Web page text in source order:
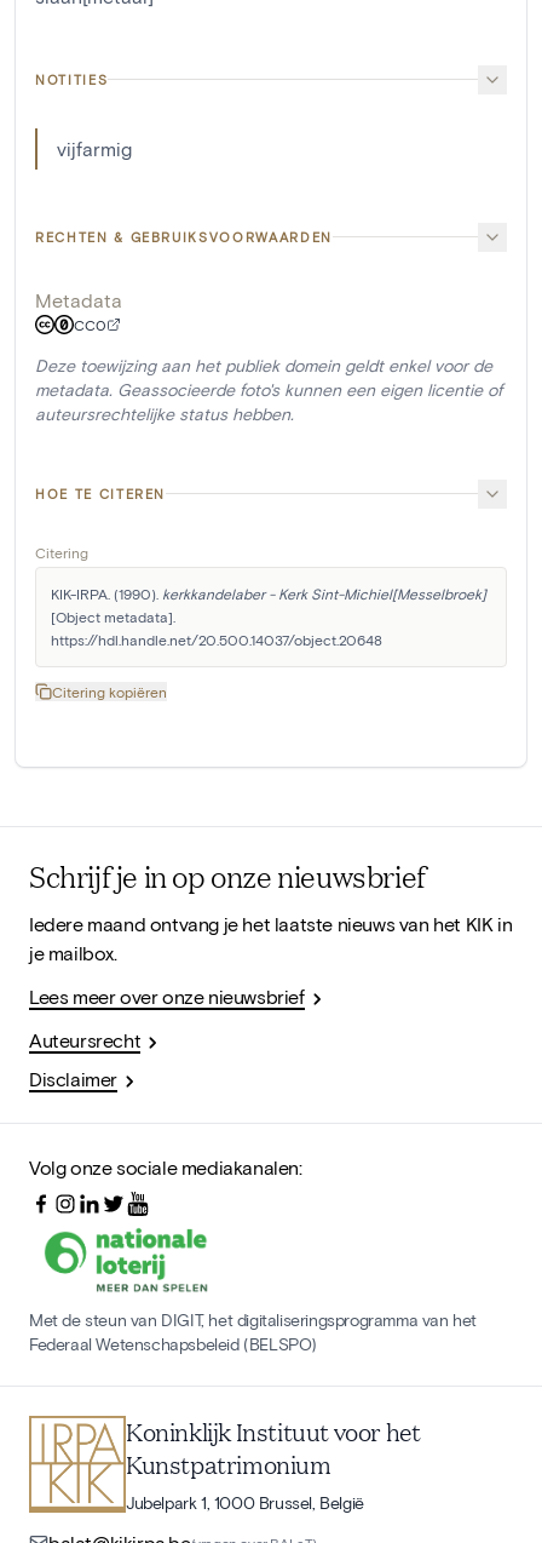
NOTITIES
vijfarmig
RECHTEN & GEBRUIKSVOORWAARDEN
Metadata
CC0
Deze toewijzing aan het publiek domein geldt enkel voor de
metadata. Geassocieerde foto's kunnen een eigen licentie of
auteursrechtelijke status hebben.
HOE TE CITEREN
Citering
KIK-IRPA. (1990). kerkkandelaber - Kerk Sint-Michiel[Messelbroek]
[Object metadata].
https://hdl.handle.net/20.500.14037/object.20648
Citering kopiëren
Schrijf je in op onze nieuwsbrief
Iedere maand ontvang je het laatste nieuws van het KIK in
je mailbox.
Lees meer over onze nieuwsbrief
Auteursrecht
Disclaimer
Volg onze sociale mediakanalen:
Met de steun van DIGIT, het digitaliseringsprogramma van het
Federaal Wetenschapsbeleid (BELSPO)
Koninklijk Instituut voor het
Kunstpatrimonium
Jubelpark 1, 1000 Brussel, België